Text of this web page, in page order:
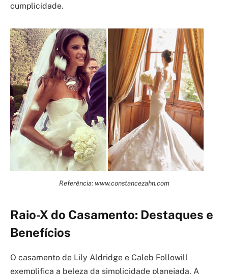
cumplicidade.
Referência: www.constancezahn.com
Raio-X do Casamento: Destaques e
Benefícios
O casamento de Lily Aldridge e Caleb Followill
exemplifica a beleza da simplicidade planejada. A